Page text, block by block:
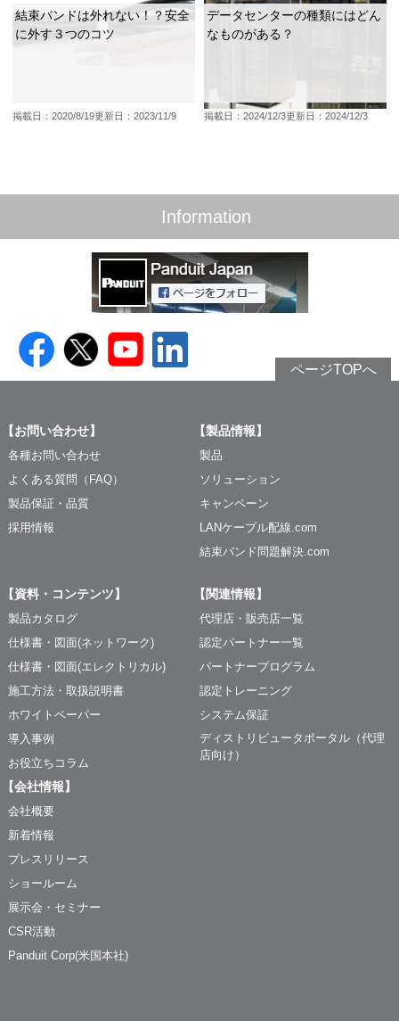
結束バンドは外れない！？安全
に外す３つのコツ
掲載日：2020/8/19更新日：2023/11/9
データセンターの種類にはどん
なものがある？
掲載日：2024/12/3更新日：2024/12/3
Information
ページTOPへ
【お問い合わせ】
各種お問い合わせ
よくある質問（FAQ）
製品保証・品質
採用情報
【製品情報】
製品
ソリューション
キャンペーン
LANケーブル配線.com
結束バンド問題解決.com
【資料・コンテンツ】
製品カタログ
仕様書・図面(ネットワーク)
仕様書・図面(エレクトリカル)
施工方法・取扱説明書
ホワイトペーパー
導入事例
お役立ちコラム
【関連情報】
代理店・販売店一覧
認定パートナー一覧
パートナープログラム
認定トレーニング
システム保証
ディストリビュータポータル（代理
店向け）
【会社情報】
会社概要
新着情報
プレスリリース
ショールーム
展示会・セミナー
CSR活動
Panduit Corp(米国本社)